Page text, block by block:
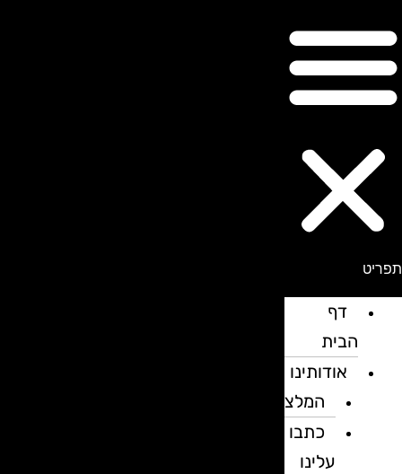
דף
הבית
אודותינו
המלצות
כתבו
עלינו